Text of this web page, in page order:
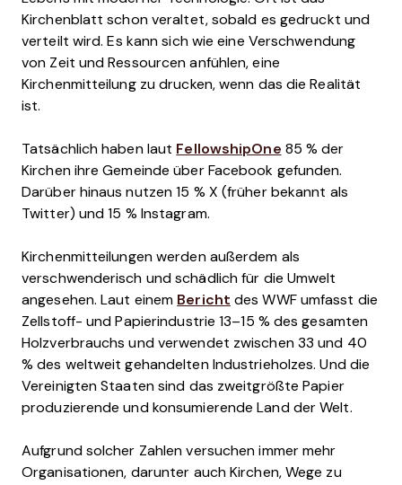
Kirchenblatt schon veraltet, sobald es gedruckt und
verteilt wird. Es kann sich wie eine Verschwendung
von Zeit und Ressourcen anfühlen, eine
Kirchenmitteilung zu drucken, wenn das die Realität
ist.
Tatsächlich haben laut FellowshipOne 85 % der
Kirchen ihre Gemeinde über Facebook gefunden.
Darüber hinaus nutzen 15 % X (früher bekannt als
Twitter) und 15 % Instagram.
Kirchenmitteilungen werden außerdem als
verschwenderisch und schädlich für die Umwelt
angesehen. Laut einem Bericht des WWF umfasst die
Zellstoff- und Papierindustrie 13–15 % des gesamten
Holzverbrauchs und verwendet zwischen 33 und 40
% des weltweit gehandelten Industrieholzes. Und die
Vereinigten Staaten sind das zweitgrößte Papier
produzierende und konsumierende Land der Welt.
Aufgrund solcher Zahlen versuchen immer mehr
Organisationen, darunter auch Kirchen, Wege zu